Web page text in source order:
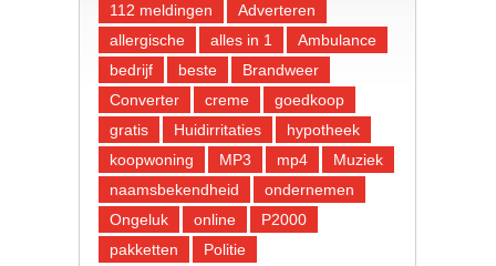
112 meldingen
Adverteren
allergische
alles in 1
Ambulance
bedrijf
beste
Brandweer
Converter
creme
goedkoop
gratis
Huidirritaties
hypotheek
koopwoning
MP3 mp4
Muziek
naamsbekendheid
ondernemen
Ongeluk
online
P2000
pakketten
Politie